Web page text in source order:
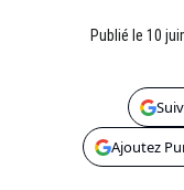
Publié le 10
Ajoutez